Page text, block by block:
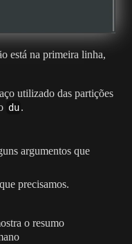
está na primeira linha,
utilizado das partições
du .
argumentos que
precisamos.
o resumo